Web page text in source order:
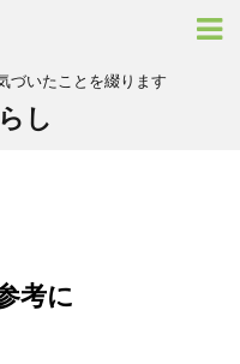
づいたことを綴ります
し
考に